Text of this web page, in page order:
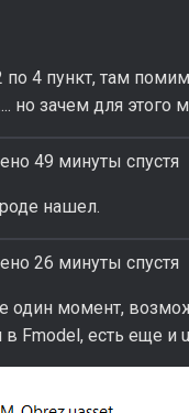
по 4 пункт, там
но зачем для этого
49 минуты спустя
нашел.
26 минуты спустя
один момент,
в Fmodel, есть еще и